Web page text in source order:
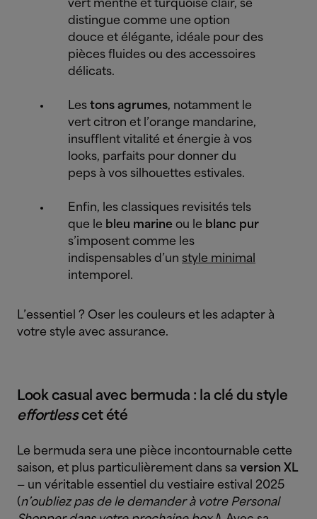
vert menthe et turquoise clair, se
distingue comme une option
douce et élégante, idéale pour des
pièces fluides ou des accessoires
délicats.
Les tons agrumes, notamment le
vert citron et l’orange mandarine,
insufflent vitalité et énergie à vos
looks, parfaits pour donner du
peps à vos silhouettes estivales.
Enfin, les classiques revisités tels
que le bleu marine ou le blanc pur
s’imposent comme les
indispensables d’un style minimal
intemporel.
L’essentiel ? Oser les couleurs et les adapter à
votre style avec assurance.
Look casual avec bermuda : la clé du style
effortlesscet été
Le bermuda sera une pièce incontournable cette
saison, et plus particulièrement dans sa version XL
— un véritable essentiel du vestiaire estival 2025
(n’oubliez pas de le demander à votre Personal